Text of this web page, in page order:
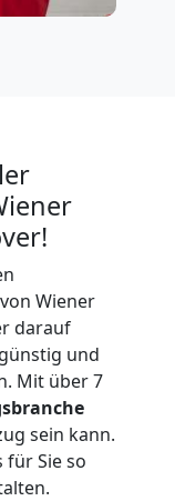
von Wiener
darauf
und
Mit über 7
sein kann.
für Sie so